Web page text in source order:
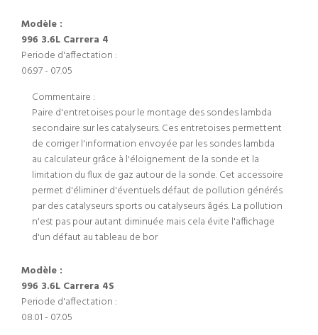
Modèle :
996 3.6L Carrera 4
Periode d'affectation :
06.97 - 07.05
Commentaire :
Paire d'entretoises pour le montage des sondes lambda
secondaire sur les catalyseurs. Ces entretoises permettent
de corriger l'information envoyée par les sondes lambda
au calculateur grâce à l'éloignement de la sonde et la
limitation du flux de gaz autour de la sonde. Cet accessoire
permet d'éliminer d'éventuels défaut de pollution générés
par des catalyseurs sports ou catalyseurs âgés. La pollution
n'est pas pour autant diminuée mais cela évite l'affichage
d'un défaut au tableau de bor
Modèle :
996 3.6L Carrera 4S
Periode d'affectation :
08.01 - 07.05